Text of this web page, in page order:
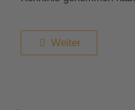
Weiter